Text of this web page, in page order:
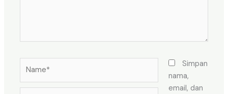
Simpan
nama,
email, dan